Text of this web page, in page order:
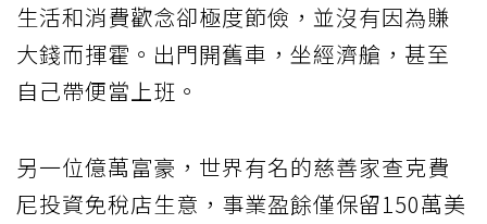
生活和消費歡念卻極度節儉，並沒有因為賺
大錢而揮霍。出門開舊車，坐經濟艙，甚至
自己帶便當上班。
另一位億萬富豪，世界有名的慈善家查克費
尼投資免稅店生意，事業盈餘僅保留150萬美